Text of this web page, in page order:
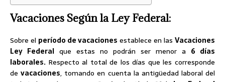
Vacaciones Según la Ley Federal:
Sobre el período de vacaciones establece en las Vacaciones
Ley Federal que estas no podrán ser menor a 6 días
laborales. Respecto al total de los días que les corresponde
devacaciones, tomando en cuenta la antigüedad laboral del